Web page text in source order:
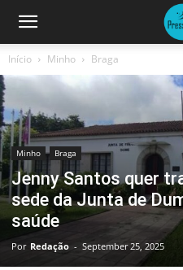
Início Minho Braga
Minho Braga
Jenny Santos quer
sede da Junta de
saúde
Por Redação - September 25, 2025